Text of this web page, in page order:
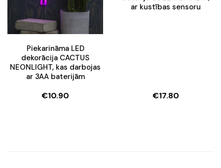
Piekarināma LED
dekorācija CACTUS
NEONLIGHT, kas darbojas
ar 3AA baterijām
€10.90
ar kustības sensoru
€17.80